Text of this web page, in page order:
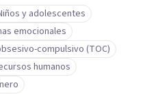
y adolescentes
emocionales
compulsivo (TOC)
humanos